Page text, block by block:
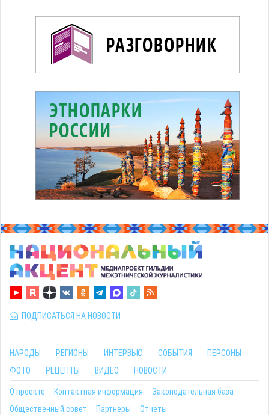
ПОДПИСАТЬСЯ НА НОВОСТИ
НАРОДЫ РЕГИОНЫ ИНТЕРВЬЮ СОБЫТИЯ
ПЕРСОНЫ
ФОТО
РЕЦЕПТЫ ВИДЕО НОВОСТИ
О проекте Контактная информация
Законодательная база
Общественный совет
Партнеры Отчеты